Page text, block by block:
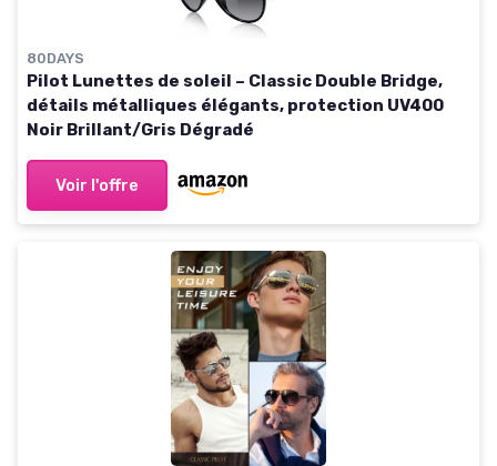
80DAYS
Pilot Lunettes de soleil – Classic Double Bridge,
détails métalliques élégants, protection UV400
Noir Brillant/Gris Dégradé
Voir l'offre